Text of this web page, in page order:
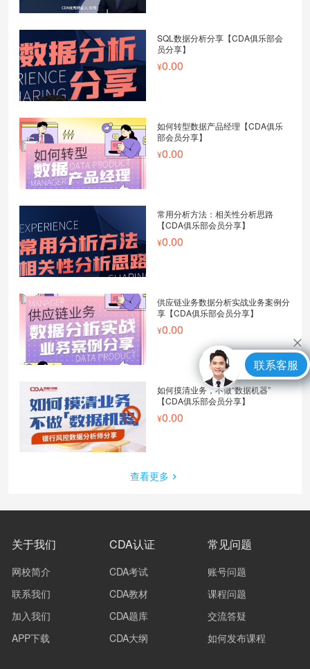
SQL数据分析分享【CDA俱乐部会
员分享】
0.00
如何转型数据产品经理【CDA俱乐
部会员分享】
0.00
常用分析方法：相关性分析思路
【CDA俱乐部会员分享】
0.00
供应链业务数据分析实战业务案例分
享【CDA俱乐部会员分享】
0.00
如何摸清业务，不做“数据机器”
【CDA俱乐部会员分享】
0.00
查看更多
关于我们
网校简介
联系我们
加入我们
APP下载
CDA认证
CDA考试
CDA教材
CDA题库
CDA大纲
常见问题
账号问题
课程问题
交流答疑
如何发布课程
联系客服